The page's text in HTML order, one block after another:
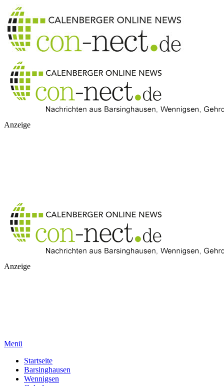
Anzeige
Anzeige
Menü
Startseite
Barsinghausen
Wennigsen